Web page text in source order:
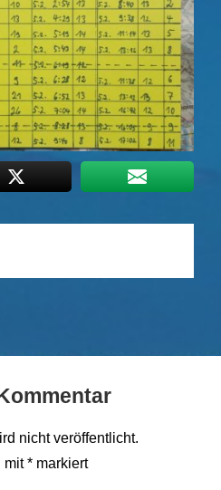
nicht veröffentlicht.
mit* markiert